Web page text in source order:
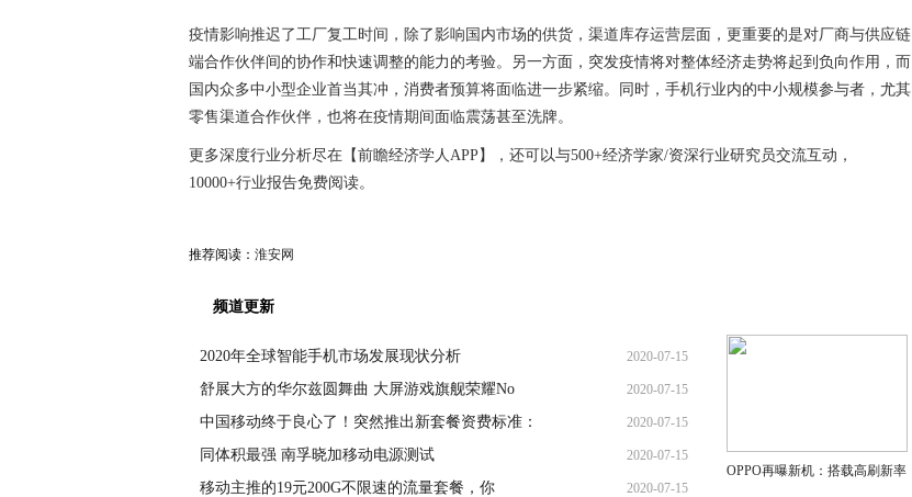
疫情影响推迟了工厂复工时间，除了影响国内市场的供货，渠道库存运营层面，更重要的是对厂商与供应链
端合作伙伴间的协作和快速调整的能力的考验。另一方面，突发疫情将对整体经济走势将起到负向作用，而
国内众多中小型企业首当其冲，消费者预算将面临进一步紧缩。同时，手机行业内的中小规模参与者，尤其
零售渠道合作伙伴，也将在疫情期间面临震荡甚至洗牌。
更多深度行业分析尽在【前瞻经济学人APP】，还可以与500+经济学家/资深行业研究员交流互动，
10000+行业报告免费阅读。
推荐阅读： 淮安网
频道更新
2020年全球智能手机市场发展现状分析 2020-07-15
舒展大方的华尔兹圆舞曲 大屏游戏旗舰荣耀No 2020-07-15
中国移动终于良心了！突然推出新套餐资费标准： 2020-07-15
同体积最强 南孚晓加移动电源测试 2020-07-15
移动主推的19元200G不限速的流量套餐，你 2020-07-15
OPPO再曝新机：搭载高刷新率